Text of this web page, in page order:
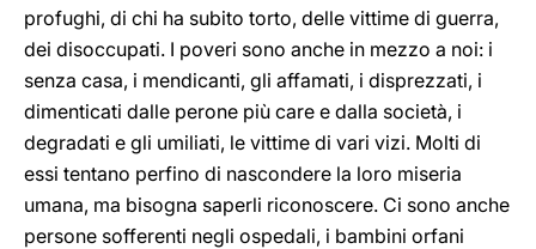
profughi, di chi ha subito torto, delle vittime di guerra,
dei disoccupati. I poveri sono anche in mezzo a noi: i
senza casa, i mendicanti, gli affamati, i disprezzati, i
dimenticati dalle perone più care e dalla società, i
degradati e gli umiliati, le vittime di vari vizi. Molti di
essi tentano perfino di nascondere la loro miseria
umana, ma bisogna saperli riconoscere. Ci sono anche
persone sofferenti negli ospedali, i bambini orfani